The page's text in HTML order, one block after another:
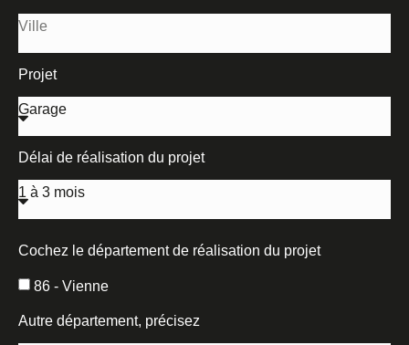
Projet
Délai de réalisation du projet
Cochez le département de réalisation du projet
86 - Vienne
Autre département, précisez